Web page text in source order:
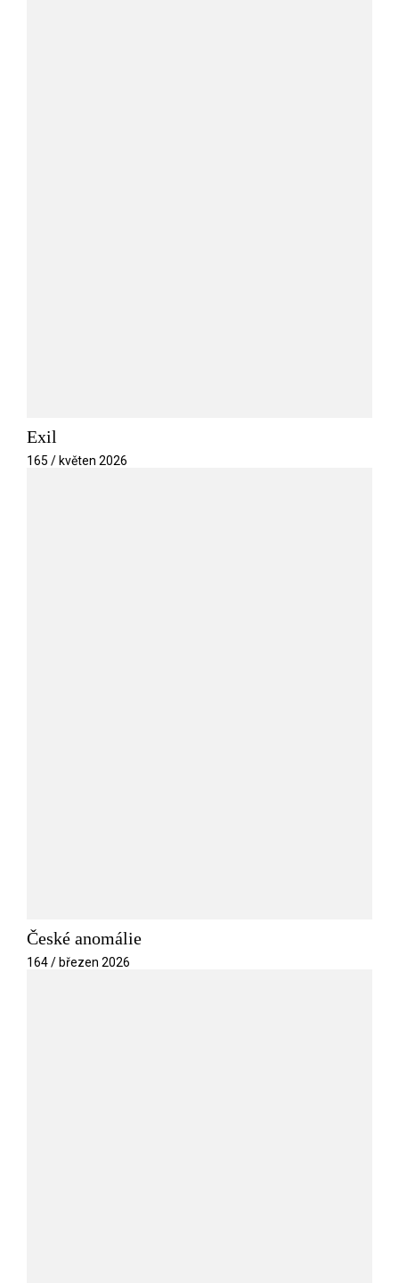
Exil
165 / květen 2026
České anomálie
164 / březen 2026